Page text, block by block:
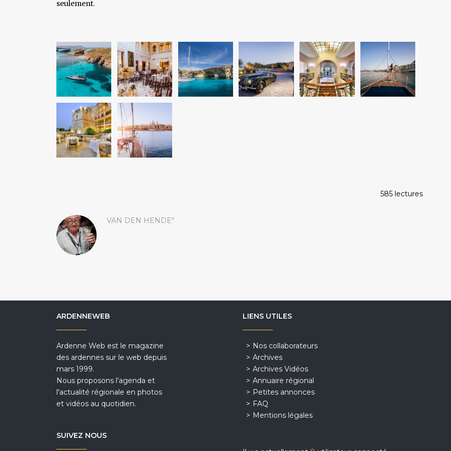
seulement.
585 lectures
VAN DEN HENDE"
ARDENNEWEB
Ardenne Web est le magazine
des ardennes sur le web depuis
mars 1999.
Nous proposons l'agenda et
l'actualité régionale en photos
et vidéos au quotidien.
SUIVEZ NOUS
LIENS UTILES
Nos collaborateurs
Archives
Archives Vidéos
Annuaire régional
Petites annonces
FAQ
Mentions légales